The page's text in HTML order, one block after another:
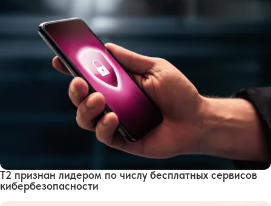
Т2 признан лидером по числу бесплатных сервисов
кибербезопасности